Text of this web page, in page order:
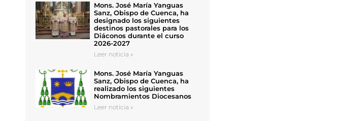
Mons. José María Yanguas
Sanz, Obispo de Cuenca, ha
designado los siguientes
destinos pastorales para los
Diáconos durante el curso
2026-2027
Leer noticia »
Mons. José María Yanguas
Sanz, Obispo de Cuenca, ha
realizado los siguientes
Nombramientos Diocesanos
Leer noticia »